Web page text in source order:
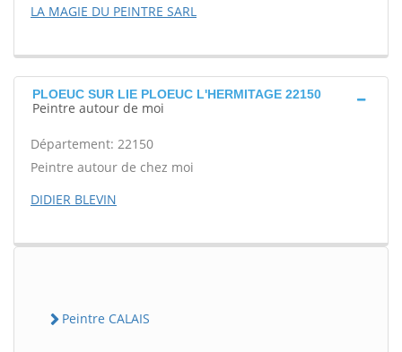
LA MAGIE DU PEINTRE SARL
PLOEUC SUR LIE PLOEUC L'HERMITAGE 22150
Peintre autour de moi
Département: 22150
Peintre autour de chez moi
DIDIER BLEVIN
Peintre CALAIS